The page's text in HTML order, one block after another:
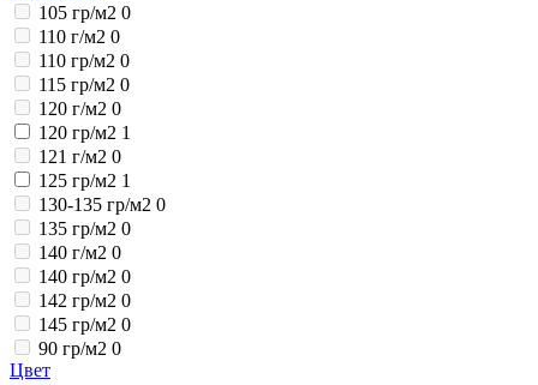
105 гр/м2 0
110 г/м2 0
110 гр/м2 0
115 гр/м2 0
120 г/м2 0
120 гр/м2 1
121 г/м2 0
125 гр/м2 1
130-135 гр/м2 0
135 гр/м2 0
140 г/м2 0
140 гр/м2 0
142 гр/м2 0
145 гр/м2 0
90 гр/м2 0
Цвет